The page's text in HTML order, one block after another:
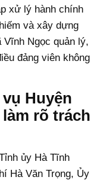
xử lý hành chính
và xây dựng
Vĩnh Ngọc quản lý,
đảng viên không
Huyện
rõ trách
ủy Hà Tĩnh
Hà Văn Trọng, Ủy